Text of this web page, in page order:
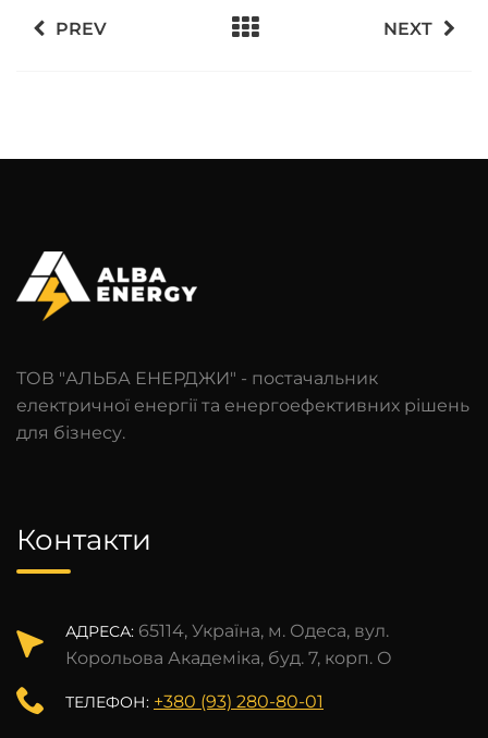
PREV NEXT
ТОВ "АЛЬБА ЕНЕРДЖИ" - постачальник
електричної енергії та енергоефективних рішень
для бізнесу.
Контакти
АДРЕСА: 65114, Україна, м. Одеса, вул.
Корольова Академіка, буд. 7, корп. О
ТЕЛЕФОН: +380 (93) 280-80-01